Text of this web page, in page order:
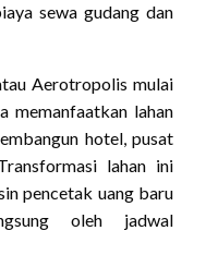
sewa gudang dan
Aerotropolis mulai
memanfaatkan lahan
hotel, pusat
lahan ini
pencetak uang baru
oleh jadwal